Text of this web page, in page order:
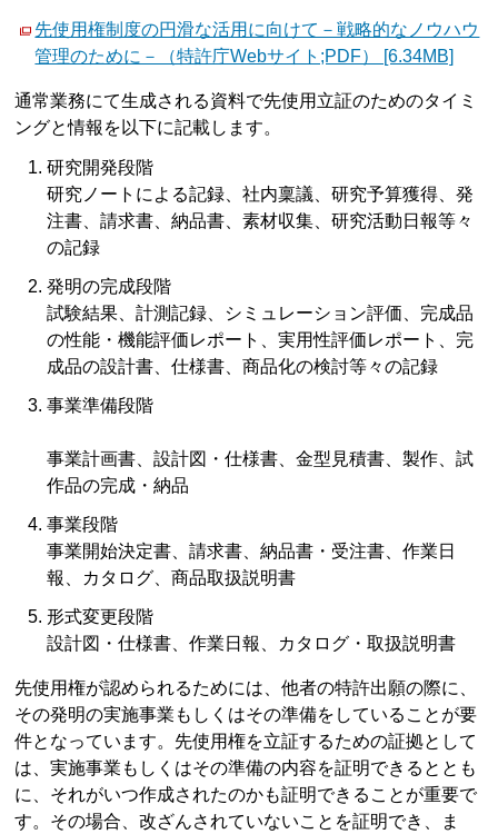
先使用権制度の円滑な活用に向けて－戦略的なノウハウ
管理のために－（特許庁Webサイト;PDF） [6.34MB]
通常業務にて生成される資料で先使用立証のためのタイミ
ングと情報を以下に記載します。
研究開発段階
研究ノートによる記録、社内稟議、研究予算獲得、発
注書、請求書、納品書、素材収集、研究活動日報等々
の記録
発明の完成段階
試験結果、計測記録、シミュレーション評価、完成品
の性能・機能評価レポート、実用性評価レポート、完
成品の設計書、仕様書、商品化の検討等々の記録
事業準備段階
事業計画書、設計図・仕様書、金型見積書、製作、試
作品の完成・納品
事業段階
事業開始決定書、請求書、納品書・受注書、作業日
報、カタログ、商品取扱説明書
形式変更段階
設計図・仕様書、作業日報、カタログ・取扱説明書
先使用権が認められるためには、他者の特許出願の際に、
その発明の実施事業もしくはその準備をしていることが要
件となっています。先使用権を立証するための証拠として
は、実施事業もしくはその準備の内容を証明できるととも
に、それがいつ作成されたのかも証明できることが重要で
す。その場合、改ざんされていないことを証明でき、ま